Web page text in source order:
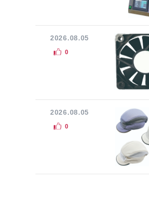
2026.08.05
0
2026.08.05
0